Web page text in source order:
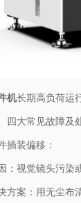
机长期高负荷运
四大常见故障及
插装偏移：
：视觉镜头污染
方案：用无尘布